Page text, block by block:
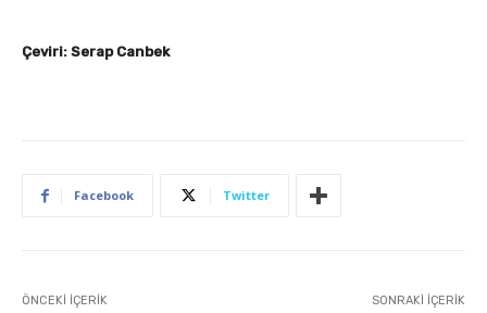
Çeviri: Serap Canbek
Facebook Twitter
ÖNCEKI İÇERIK SONRAKI İÇERIK